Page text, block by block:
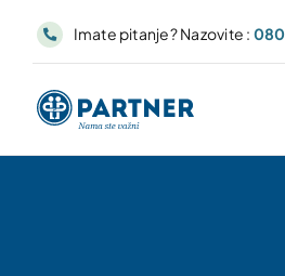
Imate pitanje? Nazovite :